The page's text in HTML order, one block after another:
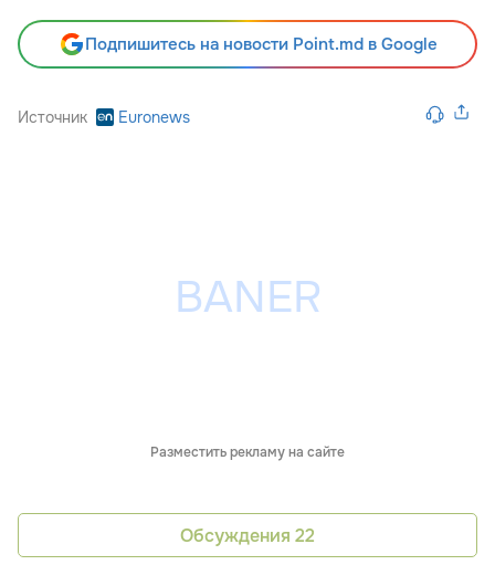
Подпишитесь на новости Point.md в Google
Источник Euronews
Разместить рекламу на сайте
Обсуждения 22